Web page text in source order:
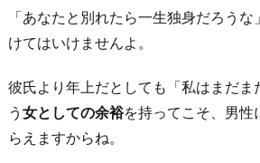
「あなたと別れたら一生独身だろうな
けてはいけませんよ。
彼氏より年上だとしても「私はまだま
う 女としての余裕を持ってこそ、男性
らえますからね。